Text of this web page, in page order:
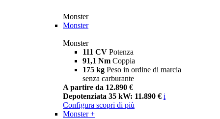
Monster
Monster
Monster
111 CV Potenza
91,1 Nm Coppia
175 kg Peso in ordine di marcia
senza carburante
A partire da 12.890 €
Depotenziata 35 kW: 11.890 € i
Configura scopri di più
Monster +